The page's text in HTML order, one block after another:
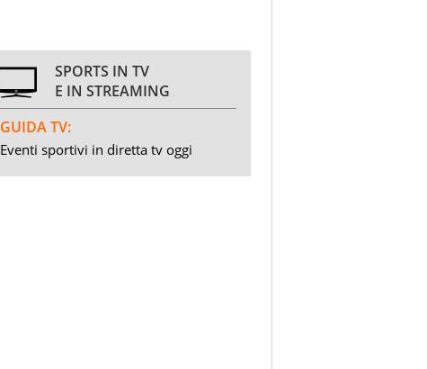
SPORTS IN TV
E IN STREAMING
GUIDA TV:
Eventi sportivi in diretta tv oggi